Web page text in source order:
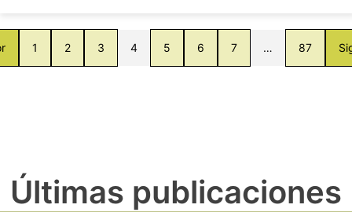
1 2 3 4 5 6 7 … 87
Últimas publicaciones